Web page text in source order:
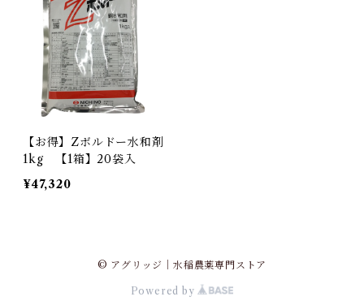
【お得】Zボルドー水和剤
1kg 【1箱】20袋入
¥47,320
© アグリッジ｜水稲農薬専門ストア
Powered by